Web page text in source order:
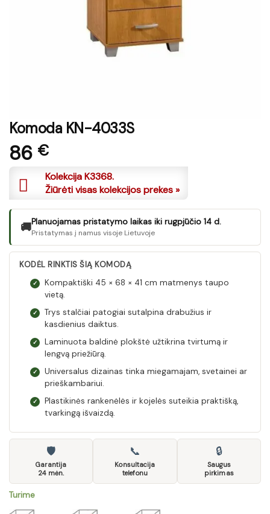
Komoda KN-4033S
86 €
Kolekcija K3368.
Žiūrėti visas kolekcijos prekes »
🚚Planuojamas pristatymo laikas iki rugpjūčio 14 d.
Pristatymas į namus visoje Lietuvoje
KODĖL RINKTIS ŠIĄ KOMODĄ
✓
Kompaktiški 45 × 68 × 41 cm matmenys taupo
vietą.
✓
Trys stalčiai patogiai sutalpina drabužius ir
kasdienius daiktus.
✓
Laminuota baldinė plokštė užtikrina tvirtumą ir
lengvą priežiūrą.
✓
Universalus dizainas tinka miegamajam, svetainei ar
prieškambariui.
✓
Plastikinės rankenėlės ir kojelės suteikia praktišką,
tvarkingą išvaizdą.
🛡
Garantija
24 mėn.
📞
Konsultacija
telefonu
🔒
Saugus
pirkimas
Turime